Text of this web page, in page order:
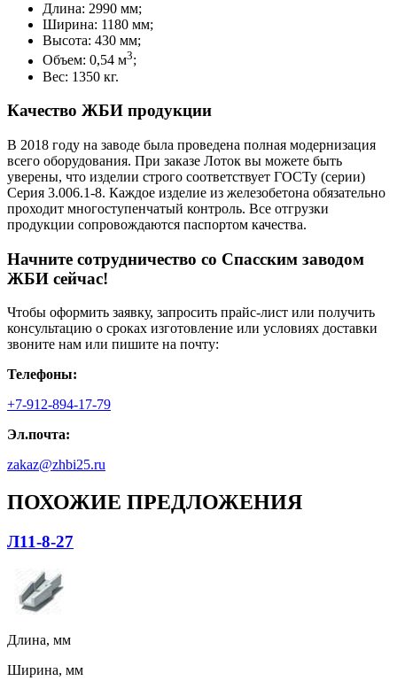
Длина: 2990 мм;
Ширина: 1180 мм;
Высота: 430 мм;
Объем: 0,54 м3;
Вес: 1350 кг.
Качество ЖБИ продукции
В 2018 году на заводе была проведена полная модернизация
всего оборудования. При заказе Лоток вы можете быть
уверены, что изделии строго соответствует ГОСТу (серии)
Серия 3.006.1-8. Каждое изделие из железобетона обязательно
проходит многоступенчатый контроль. Все отгрузки
продукции сопровождаются паспортом качества.
Начните сотрудничество со Cпасским заводом
ЖБИ сейчас!
Чтобы оформить заявку, запросить прайс-лист или получить
консультацию о сроках изготовление или условиях доставки
звоните нам или пишите на почту:
Телефоны:
+7-912-894-17-79
Эл.почта:
zakaz@zhbi25.ru
ПОХОЖИЕ ПРЕДЛОЖЕНИЯ
Л11-8-27
Длина, мм
Ширина, мм